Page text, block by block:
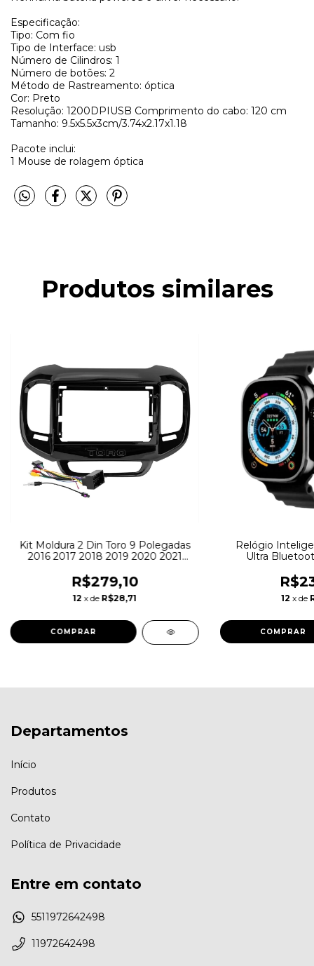
Especificação:
Tipo: Com fio
Tipo de Interface: usb
Número de Cilindros: 1
Número de botões: 2
Método de Rastreamento: óptica
Cor: Preto
Resolução: 1200DPIUSB Comprimento do cabo: 120 cm
Tamanho: 9.5x5.5x3cm/3.74x2.17x1.18
Pacote inclui:
1 Mouse de rolagem óptica
Produtos similares
Kit Moldura 2 Din Toro 9 Polegadas
2016 2017 2018 2019 2020 2021
PAD
R$279,10
12 x de R$28,71
COMPRAR
Relógio
Ultra
12 x de
Departamentos
Início
Produtos
Contato
Política de Privacidade
Entre em contato
5511972642498
11972642498